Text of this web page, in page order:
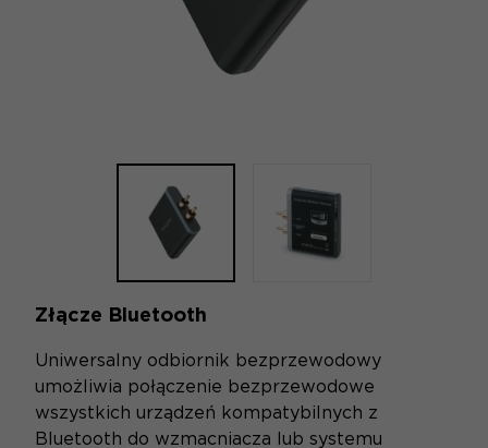
Złącze Bluetooth
Uniwersalny odbiornik bezprzewodowy
umożliwia połączenie bezprzewodowe
wszystkich urządzeń kompatybilnych z
Bluetooth do wzmacniacza lub systemu